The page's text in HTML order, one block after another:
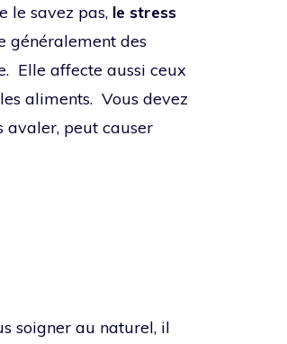
le savez pas, le stress
généralement des
Elle affecte aussi ceux
aliments. Vous devez
avaler, peut causer
soigner au naturel, il